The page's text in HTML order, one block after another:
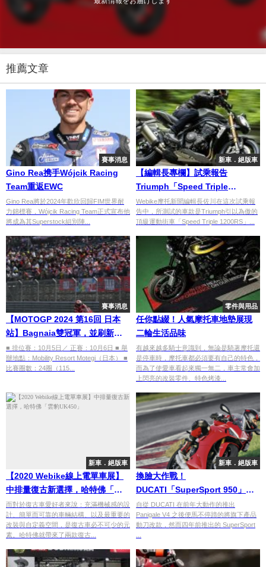
推薦文章
賽事消息
Gino Rea携手Wójcik Racing
Team重返EWC
Gino Rea將於2024年歡欣回歸FIM世界耐
力錦標賽，Wójcik Racing Team正式宣布他
將成為其Superstock組別陣...
新車．絕版車
【編輯長專欄】試乘報告
Triumph「Speed Triple
1200RS」
Webike摩托新聞編輯長佐川在這次試乘報
告中，所測試的車款是Triumph引以為傲的
頂級運動街車「Speed Triple 1200RS」...
賽事消息
【MOTOGP 2024 第16回 日本
站】Bagnaia雙冠軍，並刷新多
項重要紀錄！
■ 排位賽：10月5日／ 正賽：10月6日 ■ 舉
辦地點：Mobility Resort Motegi（日本） ■
比賽圈數：24圈（115...
零件與用品
任你點綴！人氣摩托車地墊展現
二輪生活品味
有越來越多騎士意識到，無論是騎著摩托還
是停車時，摩托車都必須要有自己的特色，
而為了使愛車看起來獨一無二，車主常會加
上閃亮的改裝零件、特色烤漆...
新車．絕版車
【2020 Webike線上電單車展】
中排量復古新選擇，哈特佛「雲
豹UK450」
而對於復古車愛好者來說：充滿機械感的設
計、簡單而可靠的車輛結構、以及最重要的
改裝與自定義空間，是復古車必不可少的元
素。哈特佛就帶來了兩款復古...
新車．絕版車
換臉大作戰！
DUCATI「SuperSport 950」新
面貌
自從 DUCATI 在前年大動作的推出
Panigale V4 之後便馬不停蹄的將旗下產品
動刀改款，然而四年前推出的 SuperSport